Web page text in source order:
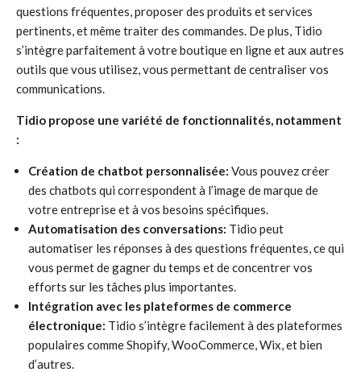
questions fréquentes, proposer des produits et services
pertinents, et même traiter des commandes. De plus, Tidio
s’intègre parfaitement à votre boutique en ligne et aux autres
outils que vous utilisez, vous permettant de centraliser vos
communications.
Tidio propose une variété de fonctionnalités, notamment
:
Création de chatbot personnalisée: Vous pouvez créer
des chatbots qui correspondent à l’image de marque de
votre entreprise et à vos besoins spécifiques.
Automatisation des conversations: Tidio peut
automatiser les réponses à des questions fréquentes, ce qui
vous permet de gagner du temps et de concentrer vos
efforts sur les tâches plus importantes.
Intégration avec les plateformes de commerce
électronique: Tidio s’intègre facilement à des plateformes
populaires comme Shopify, WooCommerce, Wix, et bien
d’autres.